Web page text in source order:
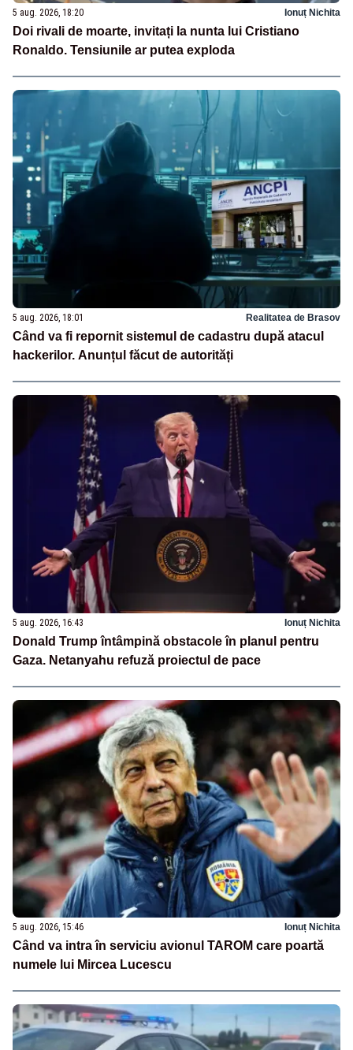
5 aug. 2026, 18:20 Ionuț Nichita
Doi rivali de moarte, invitați la nunta lui Cristiano
Ronaldo. Tensiunile ar putea exploda
5 aug. 2026, 18:01 Realitatea de Brasov
Când va fi repornit sistemul de cadastru după atacul
hackerilor. Anunțul făcut de autorități
5 aug. 2026, 16:43 Ionuț Nichita
Donald Trump întâmpină obstacole în planul pentru
Gaza. Netanyahu refuză proiectul de pace
5 aug. 2026, 15:46 Ionuț Nichita
Când va intra în serviciu avionul TAROM care poartă
numele lui Mircea Lucescu